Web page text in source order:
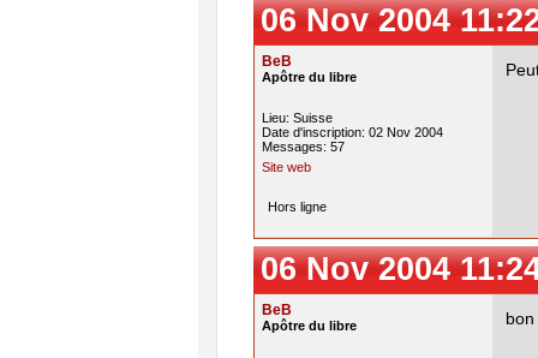
06 Nov 2004
BeB
Apôtre du libre
Lieu: Suisse
Date d'inscription: 02 Nov 2004
Messages: 57
Site web
Hors ligne
06 Nov 2004
BeB
Apôtre du libre